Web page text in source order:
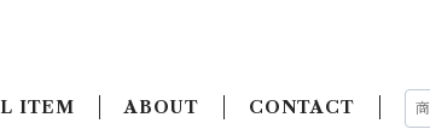
ITEM ABOUT CONTACT